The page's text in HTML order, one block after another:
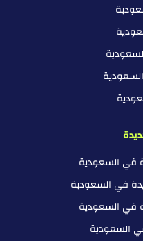
في السعودية
في السعودية
في السعودية
السعودية